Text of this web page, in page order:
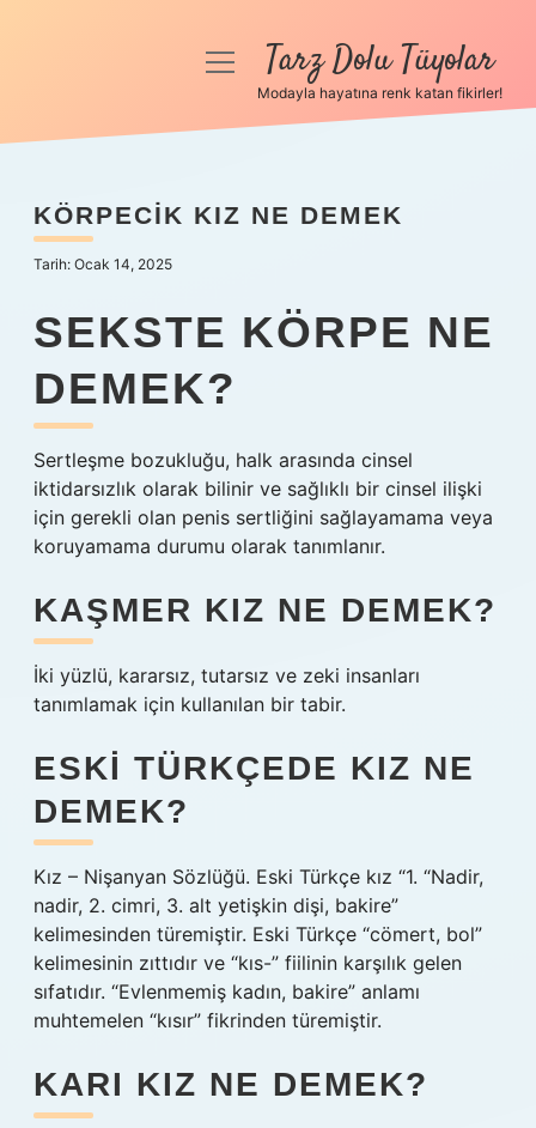
Anasayfa
Yasal Uyarı
menüyüTarz Dolu Tüyolar
Modayla hayatına renk katan fikirler!
KÖRPECIK KIZ NE DEMEK
Tarih: Ocak 14, 2025
SEKSTE KÖRPE NE
DEMEK?
Sertleşme bozukluğu, halk arasında cinsel
iktidarsızlık olarak bilinir ve sağlıklı bir cinsel ilişki
için gerekli olan penis sertliğini sağlayamama veya
koruyamama durumu olarak tanımlanır.
KAŞMER KIZ NE DEMEK?
İki yüzlü, kararsız, tutarsız ve zeki insanları
tanımlamak için kullanılan bir tabir.
ESKI TÜRKÇEDE KIZ NE
DEMEK?
Kız – Nişanyan Sözlüğü. Eski Türkçe kız “1. “Nadir,
nadir, 2. cimri, 3. alt yetişkin dişi, bakire”
kelimesinden türemiştir. Eski Türkçe “cömert, bol”
kelimesinin zıttıdır ve “kıs-” fiilinin karşılık gelen
sıfatıdır. “Evlenmemiş kadın, bakire” anlamı
muhtemelen “kısır” fikrinden türemiştir.
KARI KIZ NE DEMEK?